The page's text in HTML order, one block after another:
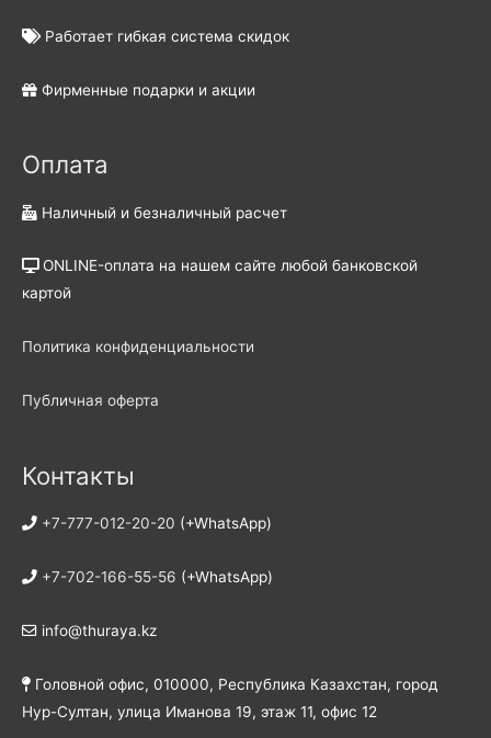
Работает гибкая система скидок
Фирменные подарки и акции
Оплата
Наличный и безналичный расчет
ONLINE-оплата на нашем сайте любой банковской
картой
Политика конфиденциальности
Публичная оферта
Контакты
+7-777-012-20-20 (+WhatsApp)
+7-702-166-55-56 (+WhatsApp)
info@thuraya.kz
Головной офис, 010000, Республика Казахстан, город
Нур-Султан, улица Иманова 19, этаж 11, офис 12